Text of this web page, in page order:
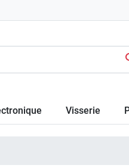
Visserie